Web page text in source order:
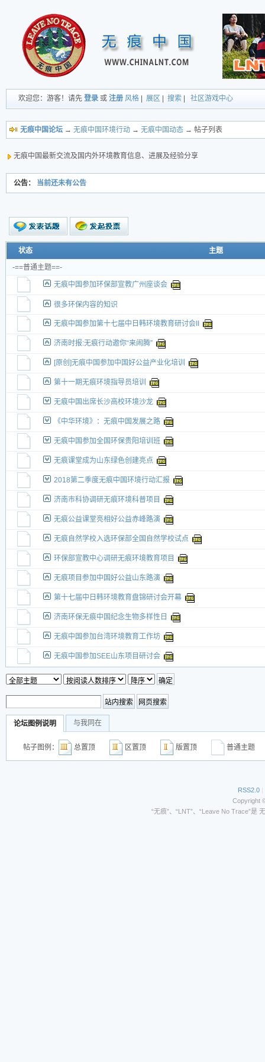
欢迎您：游客！请先 登录 或 注册 风格 展区 搜索 社区游戏中心
无痕中国论坛 → 无痕中国环境行动 → 无痕中国动态 → 帖子列表
无痕中国最新交流及国内外环境教育信息、进展及经验分享
公告： 当前还未有公告
新的主题
投票帖
新小字报
状态
主题
-==普通主题==-
无痕中国参加环保部宣教广州座谈会
很多环保内容的知识
无痕中国参加第十七届中日韩环境教育研讨会II
济南时报:无痕行动邀你“来闹腾”
[原创]无痕中国参加中国好公益产业化培训
第十一期无痕环境指导员培训
无痕中国出席长沙高校环境沙龙
《中华环境》：无痕中国发展之路
无痕中国参加全国环保贵阳培训班
无痕课堂成为山东绿色创建亮点
2018第二季度无痕中国环境行动汇报
济南市科协调研无痕环境科普项目
无痕公益课堂亮相好公益赤峰路演
无痕自然学校入选环保部全国自然学校试点
环保部宣教中心调研无痕环境教育项目
无痕项目参加中国好公益山东路演
第十七届中日韩环境教育盘锦研讨会开幕
济南环保无痕中国纪念生物多样性日
无痕中国参加台湾环境教育工作坊
无痕中国参加SEE山东项目研讨会
论坛图例说明 与我同在
帖子图例： 总置顶 区置顶 版置顶 普通主
RSS2.0 |
Copyright
“无痕”、“LNT”、“Leave No Trace”是